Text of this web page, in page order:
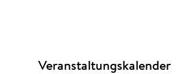
Veranstaltungskalender